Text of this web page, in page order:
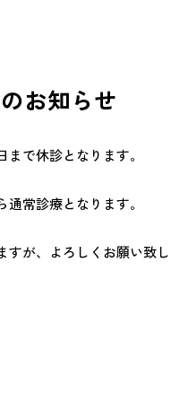
お知らせ
まで休診となります。
常診療となります。
が、よろしくお願い致し